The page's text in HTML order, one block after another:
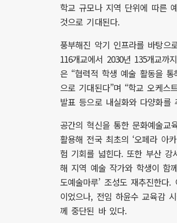
학교 규모나 지역 단위에 따른
것으로 기대된다.
풍부해진 악기 인프라를 바탕으
116개교에서 2030년 135개교까
은 “협력적 학생 예술 활동을
으로 기대된다”며 “학교 오케
발표 등으로 내실화와 다양화를
공간의 혁신을 통한 문화예술교
활용해 전국 최초의 ‘오페라 아
험 기회를 넓힌다. 또한 부산 강
해 지역 예술 작가와 학생이 함
도예술마루’ 조성도 재추진한
이었으나, 전임 하윤수 교육감
께 중단된 바 있다.